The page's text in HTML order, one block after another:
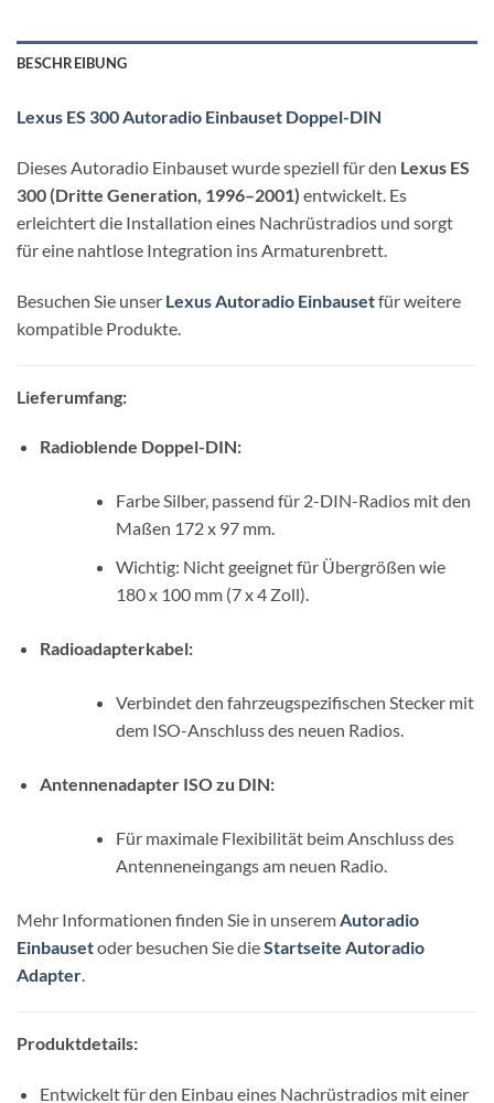
BESCHREIBUNG
Lexus ES 300 Autoradio Einbauset Doppel-DIN
Dieses Autoradio Einbauset wurde speziell für den Lexus ES
300 (Dritte Generation, 1996–2001) entwickelt. Es
erleichtert die Installation eines Nachrüstradios und sorgt
für eine nahtlose Integration ins Armaturenbrett.
Besuchen Sie unser Lexus Autoradio Einbausetfür weitere
kompatible Produkte.
Lieferumfang:
Radioblende Doppel-DIN:
Farbe Silber, passend für 2-DIN-Radios mit den
Maßen 172 x 97 mm.
Wichtig: Nicht geeignet für Übergrößen wie
180 x 100 mm (7 x 4 Zoll).
Radioadapterkabel:
Verbindet den fahrzeugspezifischen Stecker mit
dem ISO-Anschluss des neuen Radios.
Antennenadapter ISO zu DIN:
Für maximale Flexibilität beim Anschluss des
Antenneneingangs am neuen Radio.
Mehr Informationen finden Sie in unseremAutoradio
Einbausetoder besuchen Sie dieStartseite Autoradio
Adapter.
Produktdetails:
Entwickelt für den Einbau eines Nachrüstradios mit einer